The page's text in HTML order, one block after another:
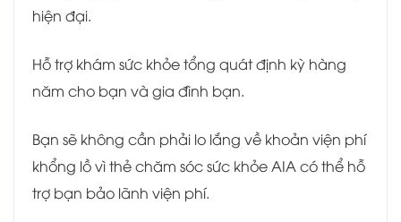
hiện đại.
Hỗ trợ khám sức khỏe tổng quát định kỳ hàng
năm cho bạn và gia đình bạn.
Bạn sẽ không cần phải lo lắng về khoản viện phí
khổng lồ vì thẻ chăm sóc sức khỏe AIA có thể hỗ
trợ bạn bảo lãnh viện phí.